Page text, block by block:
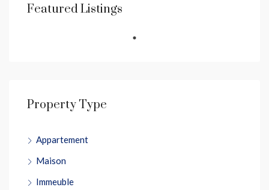
Featured Listings
Property Type
Appartement
Maison
Immeuble